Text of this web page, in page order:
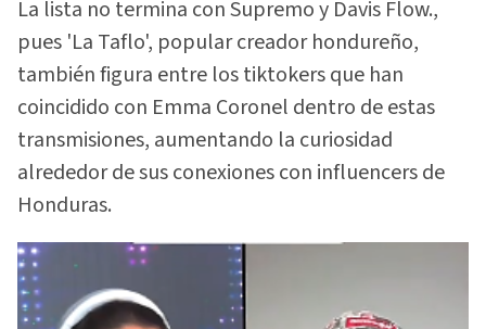
La lista no termina con Supremo y Davis Flow.,
pues 'La Taflo', popular creador hondureño,
también figura entre los tiktokers que han
coincidido con Emma Coronel dentro de estas
transmisiones, aumentando la curiosidad
alrededor de sus conexiones con influencers de
Honduras.